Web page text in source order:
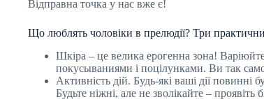
Відправна точка у нас вже є!
Що люблять чоловіки в прелюдії? Три
Шкіра – це велика ерогенна зона!
покусываниями і поцілунками. Ви так
Активність дій. Будь-які ваші дії повинні
Будьте ніжні, але не зволікайте –